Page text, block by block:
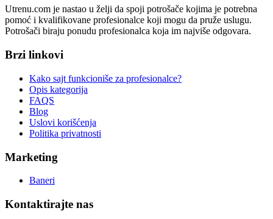
Utrenu.com je nastao u želji da spoji potrošače kojima je potrebna
pomoć i kvalifikovane profesionalce koji mogu da pruže uslugu.
Potrošači biraju ponudu profesionalca koja im najviše odgovara.
Brzi linkovi
Kako sajt funkcioniše za profesionalce?
Opis kategorija
FAQS
Blog
Uslovi korišćenja
Politika privatnosti
Marketing
Baneri
Kontaktirajte nas